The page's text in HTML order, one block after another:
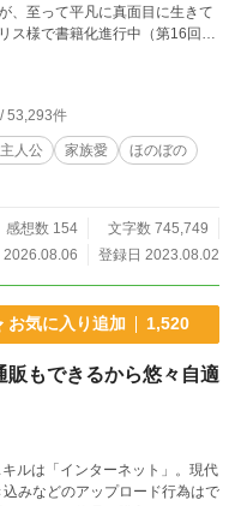
、至って平凡に真面目に生きて
系ほっこり賞受賞しました） ※
す ※カクヨム、小説家になろう
53,293件
人公 家族愛
ほのぼの
感想数 154
文字数 745,749
2026.08.06
登録日 2023.08.02
お気に入り追加 1,520
もできるから悠々自適
ルは「インターネット」。現代
みなどのアップロード行為はで